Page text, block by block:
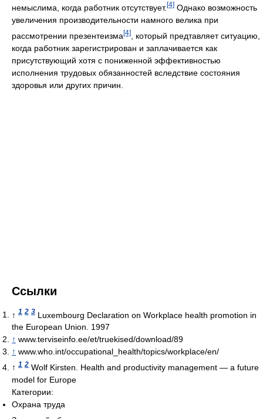
немыслима, когда работник отсутствует. [4] Однако возможность
увеличения производительности намного велика при
рассмотрении презентеизма[4]
, который предтавляет ситуацию,
когда работник зарегистрирован и заплачивается как
присутствующий хотя с пониженной эффективностью
исполнения трудовых обязанностей вследствие состояния
здоровья или других причин.
Ссылки
↑ 1 2 3 Luxembourg Declaration on Workplace health promotion in
the European Union. 1997
↑ www.terviseinfo.ee/et/truekised/download/89
↑ www.who.int/occupational_health/topics/workplace/en/
↑ 1 2 Wolf Kirsten. Health and productivity management — a future
model for Europe
Категории:
Охрана труда